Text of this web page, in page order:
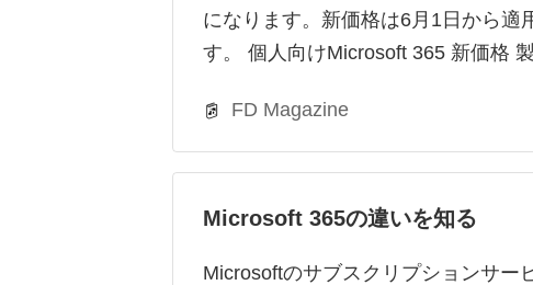
になります。新価格は6月1日から適
す。 個人向けMicrosoft 365 新価格
FD Magazine
Microsoft 365の違いを知る
Microsoftのサブスクリプションサー